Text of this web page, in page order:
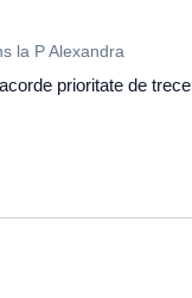
la P Alexandra
prioritate de